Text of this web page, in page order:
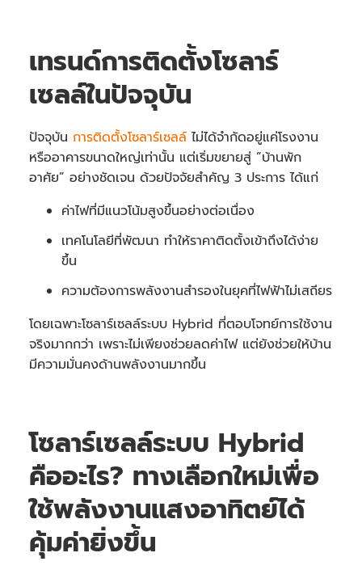
เทรนด์การติดตั้งโซลาร์
เซลล์ในปัจจุบัน
ปัจจุบัน การติดตั้งโซลาร์เซลล์ไม่ได้จำกัดอยู่แค่โรงงาน
หรืออาคารขนาดใหญ่เท่านั้น แต่เริ่มขยายสู่ “บ้านพัก
อาศัย” อย่างชัดเจน ด้วยปัจจัยสำคัญ 3 ประการ ได้แก่
ค่าไฟที่มีแนวโน้มสูงขึ้นอย่างต่อเนื่อง
เทคโนโลยีที่พัฒนา ทำให้ราคาติดตั้งเข้าถึงได้ง่าย
ขึ้น
ความต้องการพลังงานสำรองในยุคที่ไฟฟ้าไม่เสถียร
โดยเฉพาะโซลาร์เซลล์ระบบ Hybrid ที่ตอบโจทย์การใช้งาน
จริงมากกว่า เพราะไม่เพียงช่วยลดค่าไฟ แต่ยังช่วยให้บ้าน
มีความมั่นคงด้านพลังงานมากขึ้น
โซลาร์เซลล์ระบบ Hybrid
คืออะไร? ทางเลือกใหม่เพื่อ
ใช้พลังงานแสงอาทิตย์ได้
คุ้มค่ายิ่งขึ้น